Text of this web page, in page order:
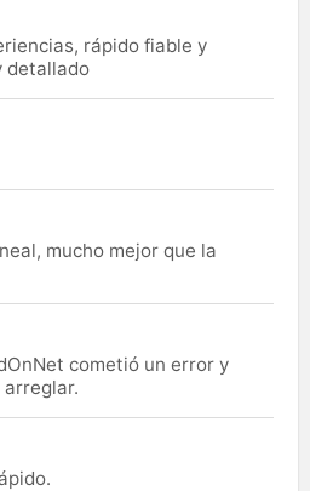
rápido fiable y
detallado
mucho mejor que la
cometió un error y